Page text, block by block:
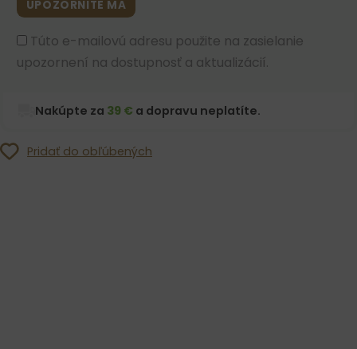
UPOZORNITE MA
Túto e-mailovú adresu použite na zasielanie
upozornení na dostupnosť a aktualizácií.
Nakúpte za 39 € a dopravu neplatíte.
Pridať do obľúbených